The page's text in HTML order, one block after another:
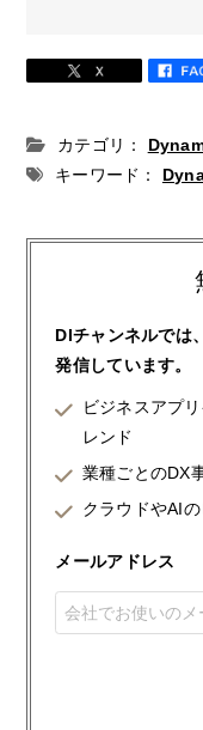
カテゴリ：
キーワード：
DIチャンネルでは
発信しています。
ビジネスアプ
レンド
業種ごとのDX
クラウドやAI
メールアドレス